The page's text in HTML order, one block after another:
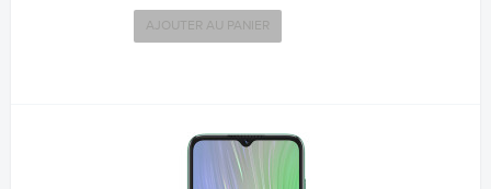
AJOUTER AU PANIER